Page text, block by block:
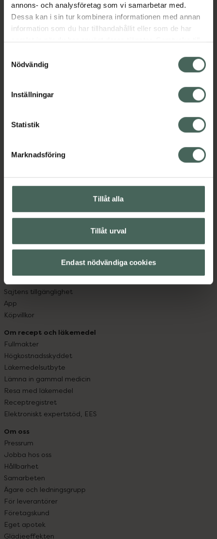
annons- och analysföretag som vi samarbetar med.
Dessa kan i sin tur kombinera informationen med annan
information som du har tillhandahållit eller som de har
samlat in när du har använt deras tjänster. Samtycke till
återkalla ditt samtycke via webbplatsens
cookieinställningar. Ett återkallat samtycke påverkar inte
lagligheten av behandling som skett innan återkallelsen.
Nödvändig
Inställningar
Statistik
Marknadsföring
Tillåt alla
Tillåt urval
Endast nödvändiga cookies
Läs alltid bipacksedeln innan
användning.
EAN:06432100038807
Bipacksedel från FASS Visa
Kronans Apotek finns här för dig. Du hittar oss från Skåne i
syd till Lappland i norr, och online i mobilen och på
datorn. Oavsett vem du är så är det vårt uppdrag att
med oss.
Kundservice
Kontakta oss
Hitta apotek
Leverans, betalning och retur
Kundklubb
Sajtens tillgänglighet
App
Köpvillkor
Om recept och läkemedel
Fullmakter
Högkostnadsskyddet
Läkemedelsutbyte
Lämna in gammal medicin
Resa med läkemedel
Receptregistret
Elektroniskt expertstöd, EES
Om oss
Pressrum
Jobba hos oss
Hållbarhet
Samarbeten
Ägare och ledningsgrupp
För leverantörer
Företagskund
Eget apotek
Glädjeeffekten